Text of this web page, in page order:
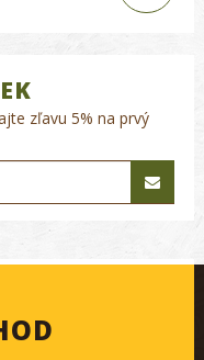
zľavu 5% na prvý